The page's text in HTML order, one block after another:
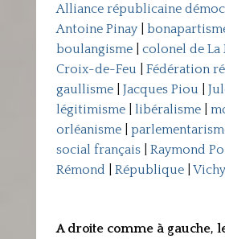
Alliance républicaine
Antoine Pinay|
boulangisme| colonel de La
Croix-de-Feu
Fédération
gaullisme| Jacques Piou
légitimisme| libéralisme|
orléanisme|
social français| Raymond
Rémond
République| Vichy
A droite comme à gauche,